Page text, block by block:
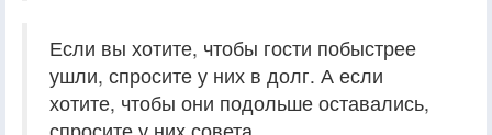
Если вы хотите, чтобы гости побыстрее
ушли, спросите у них в долг. А если
хотите, чтобы они подольше оставались,